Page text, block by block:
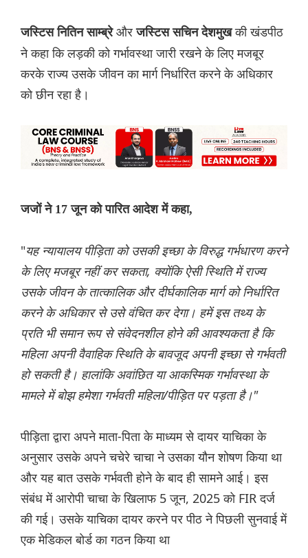
जस्टिस नितिन साम्ब्रे औरजस्टिस सचिन देशमुखकी खंडपीठ
ने कहा कि लड़की को गर्भावस्था जारी रखने के लिए मजबूर
करके राज्य उसके जीवन का मार्ग निर्धारित करने के अधिकार
को छीन रहा है।
जजों ने 17 जून को पारित आदेश में कहा,
"यह न्यायालय पीड़िता को उसकी इच्छा के विरुद्ध गर्भधारण करने
के लिए मजबूर नहीं कर सकता, क्योंकि ऐसी स्थिति में राज्य
उसके जीवन के तात्कालिक और दीर्घकालिक मार्ग को निर्धारित
करने के अधिकार से उसे वंचित कर देगा। हमें इस तथ्य के
प्रति भी समान रूप से संवेदनशील होने की आवश्यकता है कि
महिला अपनी वैवाहिक स्थिति के बावजूद अपनी इच्छा से गर्भवती
हो सकती है। हालांकि अवांछित या आकस्मिक गर्भावस्था के
मामले में बोझ हमेशा गर्भवती महिला/पीड़ित पर पड़ता है।"
पीड़िता द्वारा अपने माता-पिता के माध्यम से दायर याचिका के
अनुसार उसके अपने चचेरे चाचा ने उसका यौन शोषण किया था
और यह बात उसके गर्भवती होने के बाद ही सामने आई। इस
संबंध में आरोपी चाचा के खिलाफ 5 जून, 2025 को FIR दर्ज
की गई। उसके याचिका दायर करने पर पीठ ने पिछली सुनवाई में
एक मेडिकल बोर्ड का गठन किया था